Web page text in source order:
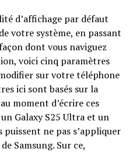
d’affichage par défaut
votre système, en passant
dont vous naviguez
voici cinq paramètres
sur votre téléphone
ici sont basés sur la
moment d’écrire ces
Galaxy S25 Ultra et un
ne pas s’appliquer
Samsung. Sur ce,